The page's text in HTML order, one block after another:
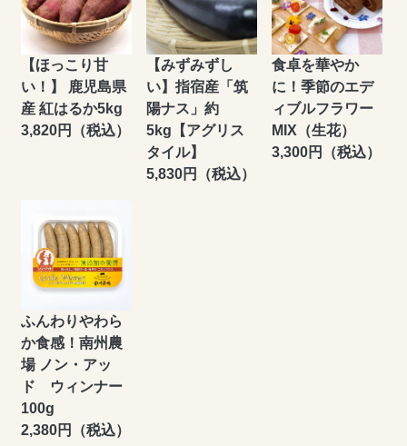
【ほっこり甘
い！】 鹿児島県
産 紅はるか5kg
3,820円（税込）
【みずみずし
い】指宿産「筑
陽ナス」約
5kg【アグリス
タイル】
5,830円（税込）
食卓を華やか
に！季節のエデ
ィブルフラワー
MIX（生花）
3,300円（税込）
ふんわりやわら
か食感！南州農
場 ノン・アッ
ド ウィンナー
100g
2,380円（税込）